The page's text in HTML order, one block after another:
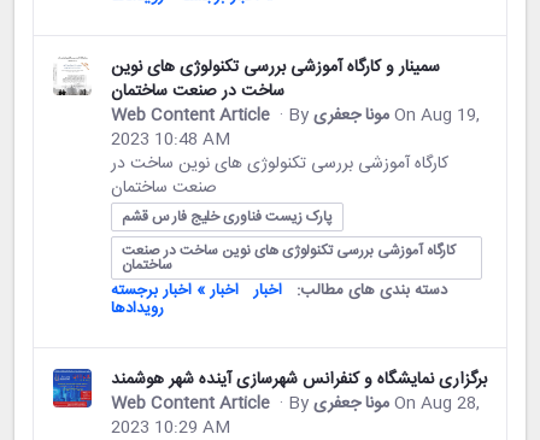
سمینار و کارگاه آموزشی بررسی تکنولوژی های نوین
ساخت در صنعت ساختمان
Web Content Article · Byمونا جعفریOn Aug 19,
2023 10:48 AM
کارگاه آموزشی بررسی تکنولوژی های نوین ساخت در
صنعت ساختمان
پارک زیست فناوری خلیج فار س قشم
کارگاه آموزشی بررسی تکنولوژی های نوین ساخت در صنعت
ساختمان
دسته بندی های مطالب: اخبار اخبار » اخبار برجسته
رویدادها
برگزاری نمایشگاه و کنفرانس شهرسازی آینده شهر هوشمند
Web Content Article · Byمونا جعفریOn Aug 28,
2023 10:29 AM